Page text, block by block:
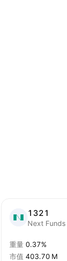
1321
Next
重量 0.37%
市值 ‪403.70 M‬